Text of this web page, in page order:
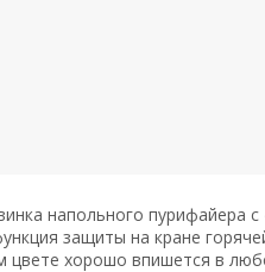
напольного пурифайера
защиты на кране
хорошо впишется в